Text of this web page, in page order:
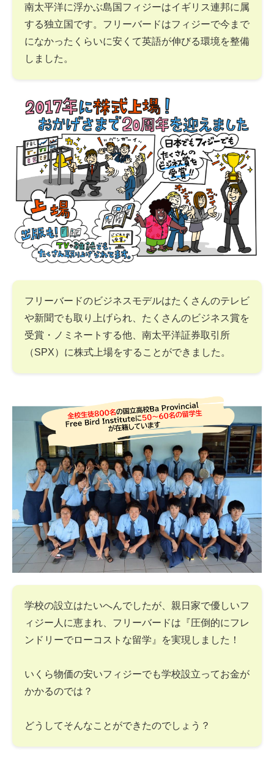
南太平洋に浮かぶ島国フィジーはイギリス連邦に属
する独立国です。フリーバードはフィジーで今まで
になかったくらいに安くて英語が伸びる環境を整備
しました。
フリーバードのビジネスモデルはたくさんのテレビ
や新聞でも取り上げられ、たくさんのビジネス賞を
受賞・ノミネートする他、南太平洋証券取引所
（SPX）に株式上場をすることができました。
学校の設立はたいへんでしたが、親日家で優しいフ
ィジー人に恵まれ、フリーバードは『圧倒的にフレ
ンドリーでローコストな留学』を実現しました！
いくら物価の安いフィジーでも学校設立ってお金が
かかるのでは？
どうしてそんなことができたのでしょう？